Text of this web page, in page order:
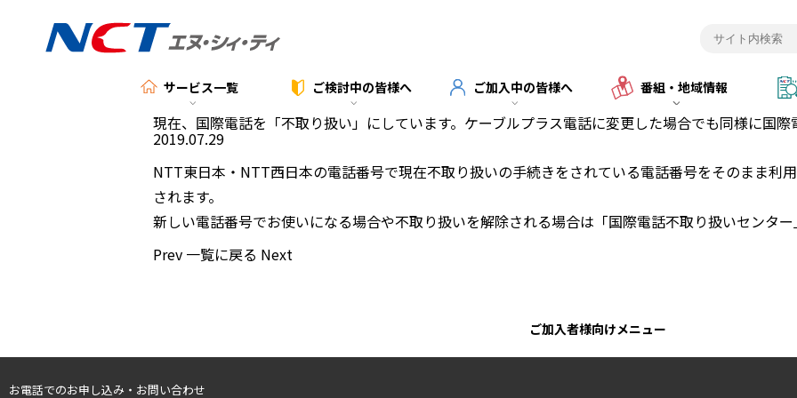
サービス一覧 ご検討中の皆様へ ご加入中の皆様へ 番組・地域情報
現在、国際電話を「不取り扱い」にしています。ケーブルプラス電話に変更した場合でも同様に国
2019.07.29
NTT東日本・NTT西日本の電話番号で現在不取り扱いの手続きをされている電話番号をそのまま利
されます。
新しい電話番号でお使いになる場合や不取り扱いを解除される場合は「国際電話不取り扱いセンタ
Prev 一覧に戻る Next
ご加入者様向けメニュー
お電話でのお申し込み・お問い合わせ